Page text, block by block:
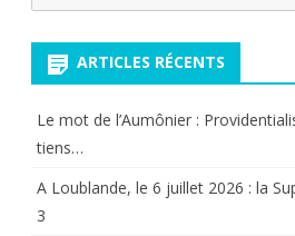
pour:
ARTICLES RÉCENTS
Le mot de l’Aumônier :
tiens…
A Loublande, le 6 juillet 2026 : la
3